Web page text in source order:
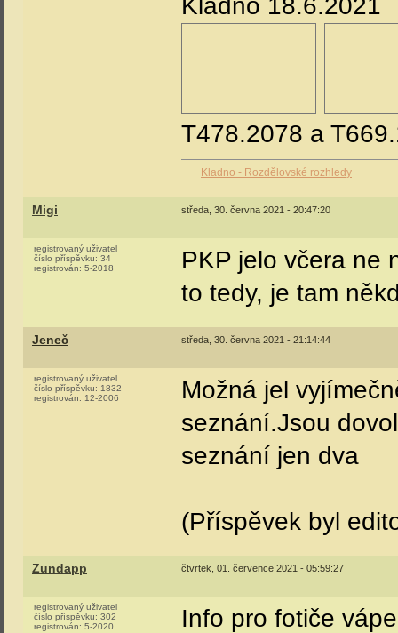
Kladno 18.6.2021
T478.2078 a
Kladno - Rozdělovské rozhledy
Migi středa, 30. června 2021 - 20:47:20
registrovaný uživatel
číslo příspěvku: 34
registrován: 5-2018
PKP jelo včera ne
to tedy, je tam
Jeneč středa, 30. června 2021 - 21:14:44
registrovaný uživatel
číslo příspěvku: 1832
registrován: 12-2006
Možná jel
seznání.Jsou
seznání jen dva
(Příspěvek byl
Zundapp čtvrtek, 01. července 2021 - 05:59:27
registrovaný uživatel
číslo příspěvku: 302
registrován: 5-2020
Info pro fotiče